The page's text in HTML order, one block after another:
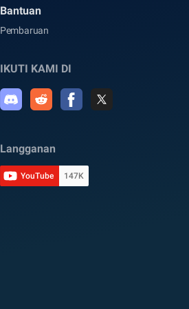
Bantuan
Pembaruan
IKUTI KAMI DI
Langganan
YouTube 147K